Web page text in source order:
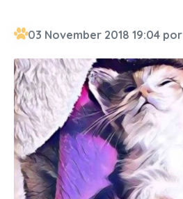
03 November 2018 19:04 por